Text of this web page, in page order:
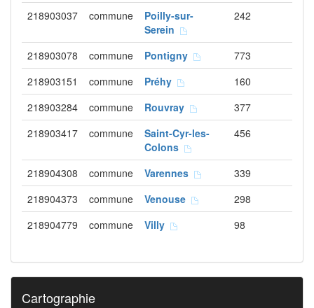
218903037
commune
Poilly-sur-
Serein
242
218903078 commune Pontigny
773
218903151
commune Préhy
160
218903284
commune Rouvray
377
218903417
commune
Saint-Cyr-les-
Colons
456
218904308 commune Varennes
339
218904373
commune Venouse
298
218904779
commune Villy 98
Cartographie